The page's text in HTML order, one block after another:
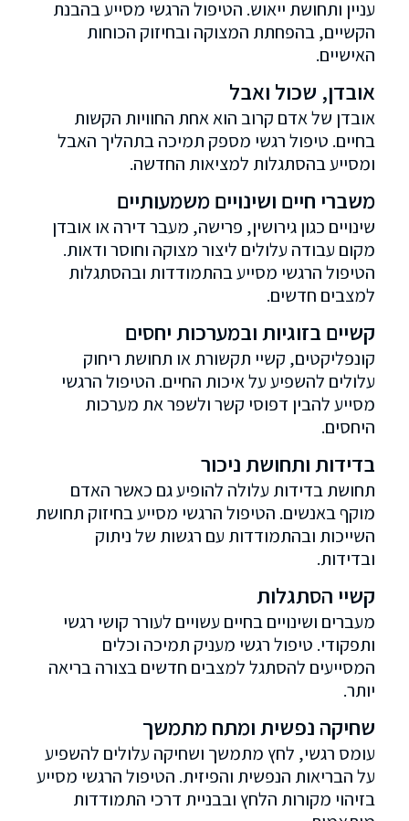
עניין ותחושת ייאוש. הטיפול הרגשי מסייע בהבנת
הקשיים, בהפחתת המצוקה ובחיזוק הכוחות
האישיים.
אובדן, שכול ואבל
אובדן של אדם קרוב הוא אחת החוויות הקשות
בחיים. טיפול רגשי מספק תמיכה בתהליך האבל
ומסייע בהסתגלות למציאות החדשה.
משברי חיים ושינויים משמעותיים
שינויים כגון גירושין, פרישה, מעבר דירה או אובדן
מקום עבודה עלולים ליצור מצוקה וחוסר ודאות.
הטיפול הרגשי מסייע בהתמודדות ובהסתגלות
למצבים חדשים.
קשיים בזוגיות ובמערכות יחסים
קונפליקטים, קשיי תקשורת או תחושת ריחוק
עלולים להשפיע על איכות החיים. הטיפול הרגשי
מסייע להבין דפוסי קשר ולשפר את מערכות
היחסים.
בדידות ותחושת ניכור
תחושת בדידות עלולה להופיע גם כאשר האדם
מוקף באנשים. הטיפול הרגשי מסייע בחיזוק תחושת
השייכות ובהתמודדות עם רגשות של ניתוק
ובדידות.
קשיי הסתגלות
מעברים ושינויים בחיים עשויים לעורר קושי רגשי
ותפקודי. טיפול רגשי מעניק תמיכה וכלים
המסייעים להסתגל למצבים חדשים בצורה בריאה
יותר.
שחיקה נפשית ומתח מתמשך
עומס רגשי, לחץ מתמשך ושחיקה עלולים להשפיע
על הבריאות הנפשית והפיזית. הטיפול הרגשי מסייע
בזיהוי מקורות הלחץ ובבניית דרכי התמודדות